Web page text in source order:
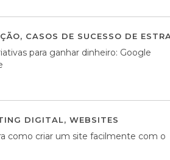
, CASOS DE SUCESSO DE
para ganhar dinheiro: Google
DIGITAL, WEBSITES
como criar um site facilmente com o